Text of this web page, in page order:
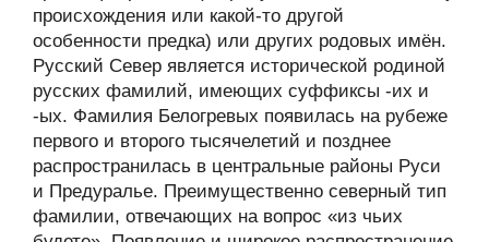
происхождения или какой-то другой
особенности предка) или других родовых имён.
Русский Север является исторической родиной
русских фамилий, имеющих суффиксы -их и
-ых. Фамилия Белогревых появилась на рубеже
первого и второго тысячелетий и позднее
распространилась в центральные районы Руси
и Предуралье. Преимущественно северный тип
фамилии, отвечающих на вопрос «из чьих